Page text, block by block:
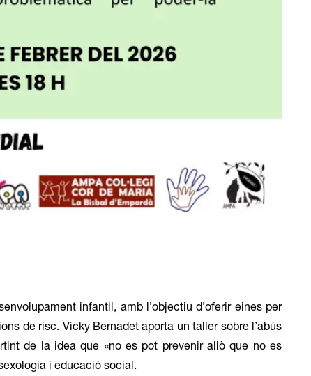
infantil, amb l’objectiu d’oferir eines per
de risc. Vicky Bernadet aporta un taller sobre l’abús
de la idea que «no es pot prevenir allò que no es
i educació social.